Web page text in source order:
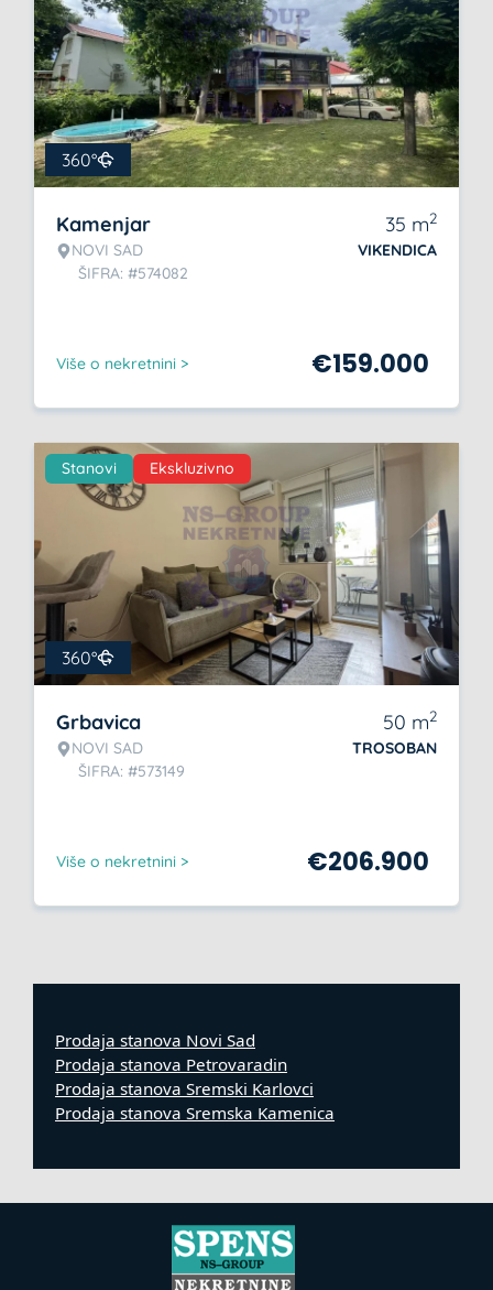
360°
Kamenjar
NOVI SAD
ŠIFRA: #574082
35 m2
VIKENDICA
Više o nekretnini > €159.000
Stanovi Ekskluzivno
360°
Grbavica
NOVI SAD
ŠIFRA: #573149
50 m2
TROSOBAN
Više o nekretnini > €206.900
Prodaja stanova Novi Sad
Prodaja stanova Petrovaradin
Prodaja stanova Sremski Karlovci
Prodaja stanova Sremska Kamenica